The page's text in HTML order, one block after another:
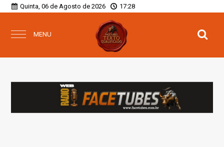
Quinta, 06 de Agosto de 2026 17:28
MENU